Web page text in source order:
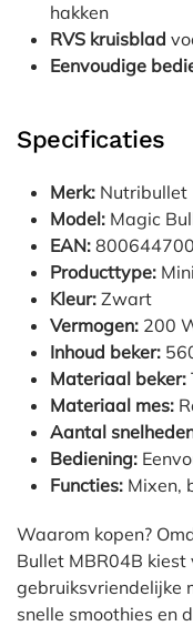
hakken
RVS kruisblad
Eenvoudige
Specificaties
Merk: Nutribullet
Model: Magic
EAN:
Producttype:
Kleur: Zwart
Vermogen: 200
Inhoud beker:
Materiaal beker:
Materiaal mes:
Aantal
Bediening:
Functies: Mixen,
Waarom kopen?
Bullet MBR04B
gebruiksvriendelijke
snelle smoothies en